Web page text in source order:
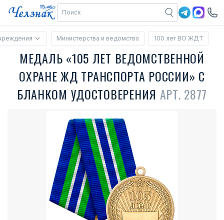
Министерства и ведомства 100 лет ВО ЖДТ
МЕДАЛЬ «105 ЛЕТ ВЕДОМСТВЕННОЙ
ОХРАНЕ ЖД ТРАНСПОРТА РОССИИ» С
БЛАНКОМ УДОСТОВЕРЕНИЯ АРТ. 2877